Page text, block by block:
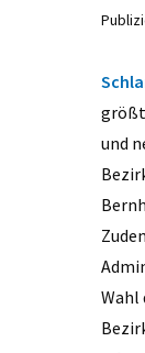
und
Wahl